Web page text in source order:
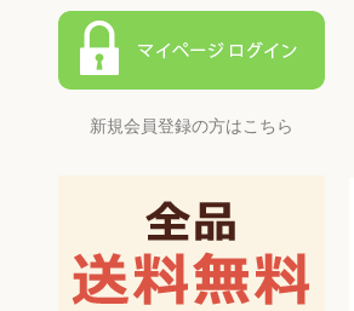
新規会員登録の方はこちら